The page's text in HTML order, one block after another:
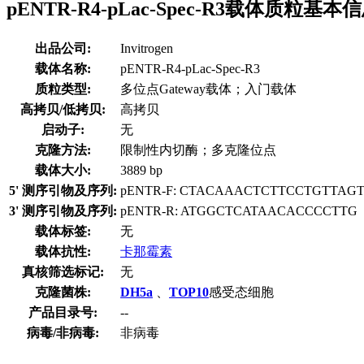
pENTR-R4-pLac-Spec-R3载体质粒基本
出品公司:
Invitrogen
载体名称:
pENTR-R4-pLac-Spec-R3
质粒类型:
多位点Gateway载体；入门载体
高拷贝/低拷贝:
高拷贝
启动子:
无
克隆方法:
限制性内切酶；多克隆位点
载体大小:
3889 bp
5' 测序引物及序列: pENTR-F:
3' 测序引物及序列: pENTR-R: ATGGCTCATAACACCCCTTG
载体标签:
无
载体抗性:
卡那霉素
真核筛选标记:
无
克隆菌株:
DH5a TOP10感受态细胞
产品目录号:
--
病毒/非病毒:
非病毒